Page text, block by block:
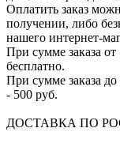
Оплатить заказ
получении, либо
нашего интернет-
При сумме заказа от
бесплатно.
При сумме заказа до
- 500 руб.
ДОСТАВКА ПО